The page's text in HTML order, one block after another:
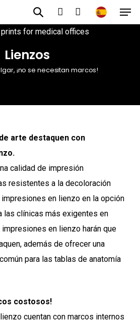
cuenta
Lienzos
¡no se necesitan marcos!
arte destaquen con
calidad de impresión
resistentes a la decoloración
en lienzo en la opción
las clínicas más exigentes en
en lienzo harán que
además de ofrecer una
para las tablas de anatomía
costosos!
cuentan con marcos internos